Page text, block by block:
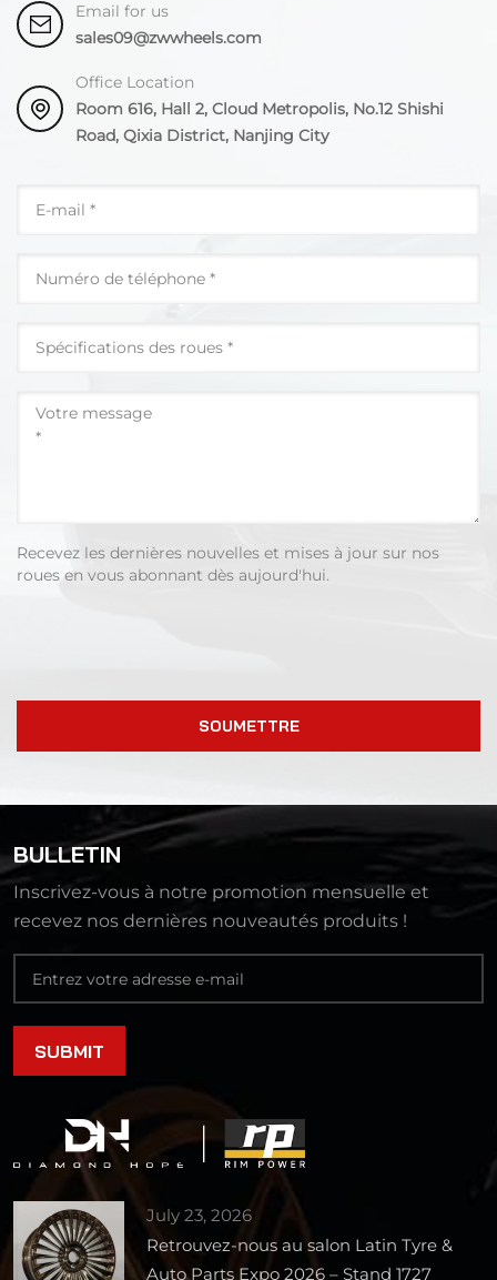
Email for us
sales09@zwwheels.com
Office Location
Room 616, Hall 2, Cloud Metropolis, No.12 Shishi
Road, Qixia District, Nanjing City
Recevez les dernières nouvelles et mises à jour sur nos
roues en vous abonnant dès aujourd'hui.
SOUMETTRE
BULLETIN
Inscrivez-vous à notre promotion mensuelle et
recevez nos dernières nouveautés produits !
July 23, 2026
Retrouvez-nous au salon Latin Tyre &
Auto Parts Expo 2026 – Stand 1727